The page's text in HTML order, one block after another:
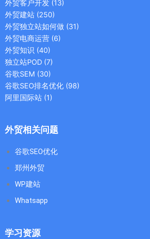
外贸客户开发 (13)
外贸建站 (250)
外贸独立站如何做 (31)
外贸电商运营 (6)
外贸知识 (40)
独立站POD (7)
谷歌SEM (30)
谷歌SEO排名优化 (98)
阿里国际站 (1)
外贸相关问题
谷歌SEO优化
郑州外贸
WP建站
Whatsapp
学习资源